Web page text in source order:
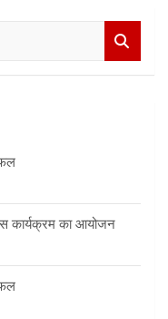
कार्यक्रम का आयोजन